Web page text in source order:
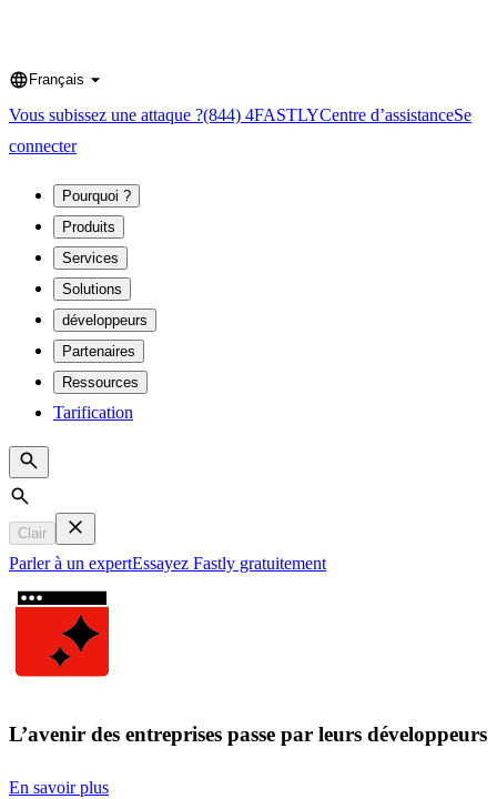
Language
Français
Vous subissez une attaque ?(844) 4FASTLYCentre d’assistanceSe
connecter
Pourquoi ?
Produits
Services
Solutions
développeurs
Partenaires
Ressources
Tarification
Search
Clair
Parler à un expertEssayez Fastly gratuitement
L’avenir des entreprises passe par leurs développeurs
En savoir plus